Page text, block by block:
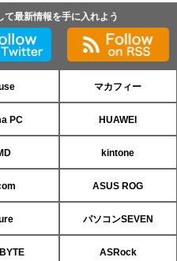
最新情報を手に入れよう
マカフィー
PC HUAWEI
kintone
ASUS ROG
パソコンSEVEN
ASRock